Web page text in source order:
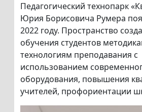
Педагогический технопарк
Юрия Борисовича Румера
2022 году. Пространство
обучения студентов
технологиям преподавания с
использованием
оборудования, повышения
учителей, профориентации